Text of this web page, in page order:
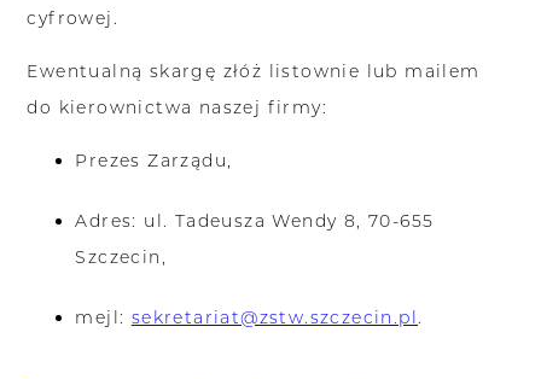
cyfrowej.
Ewentualną skargę złóż listownie lub mailem
do kierownictwa naszej firmy:
Prezes Zarządu,
Adres: ul. Tadeusza Wendy 8, 70-655
Szczecin,
mejl: sekretariat@zstw.szczecin.pl.